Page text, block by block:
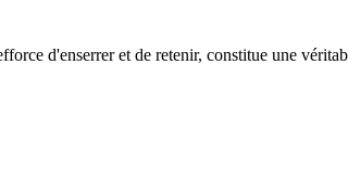
d'enserrer et de retenir, constitue une